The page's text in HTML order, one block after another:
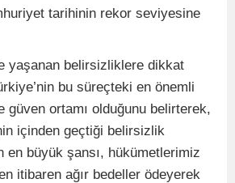
tarihinin rekor seviyesine
yaşanan belirsizliklere dikkat
bu süreçteki en önemli
güven ortamı olduğunu belirterek,
içinden geçtiği belirsizlik
en büyük şansı, hükümetlerimiz
itibaren ağır bedeller ödeyerek